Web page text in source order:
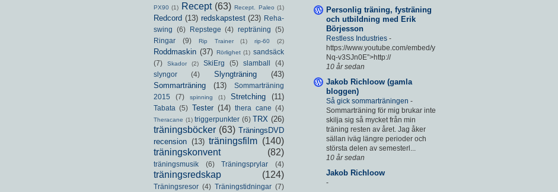
Personlig träning, fysträning
och utbildning med Erik
Börjesson
Restless Industries -
https://www.youtube.com/embed/y
Nq-v3SJn0E”>http://
10 år sedan
Jakob Richloow (gamla
bloggen)
Så gick sommarträningen -
Sommarträning för mig brukar inte
skilja sig så mycket från min
träning resten av året. Jag åker
sällan iväg längre perioder och
största delen av semesterl...
10 år sedan
Jakob Richloow
-
PX90 (1) Recept (63) Recept. Paleo (1)
Redcord (13) redskapstest (23) Reha-
swing
(6) Repstege (4) repträning
(5)
Ringar
(9) Rip Trainer (1) rip-60 (2)
Roddmaskin (37) Rörlighet (1) sandsäck
(7)
Skador (2) SkiErg (5) slamball
(4)
slyngor
(4) Slyngträning
(43)
Sommarträning
(13)
Sommarträning
2015
(7) spinning (1) Stretching (11)
Tabata (5) Tester (14) thera cane (4)
Theracane (1) triggerpunkter (6) TRX (26)
träningsböcker (63) TräningsDVD
recension (13) träningsfilm (140)
träningskonvent
(82)
träningsmusik (6) Träningsprylar (4)
träningsredskap (124)
Träningsresor (4) Träningstidningar (7)